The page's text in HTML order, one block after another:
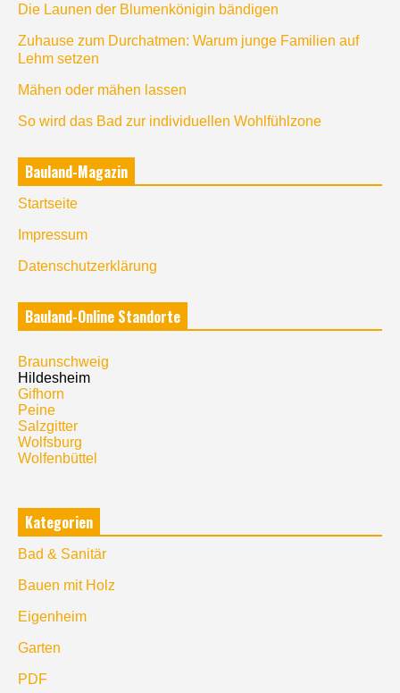
Die Launen der Blumenkönigin bändigen
Zuhause zum Durchatmen: Warum junge Familien auf
Lehm setzen
Mähen oder mähen lassen
So wird das Bad zur individuellen Wohlfühlzone
Bauland-Magazin
Startseite
Impressum
Datenschutzerklärung
Bauland-Online Standorte
Braunschweig
Hildesheim
Gifhorn
Peine
Salzgitter
Wolfsburg
Wolfenbüttel
Kategorien
Bad & Sanitär
Bauen mit Holz
Eigenheim
Garten
PDF